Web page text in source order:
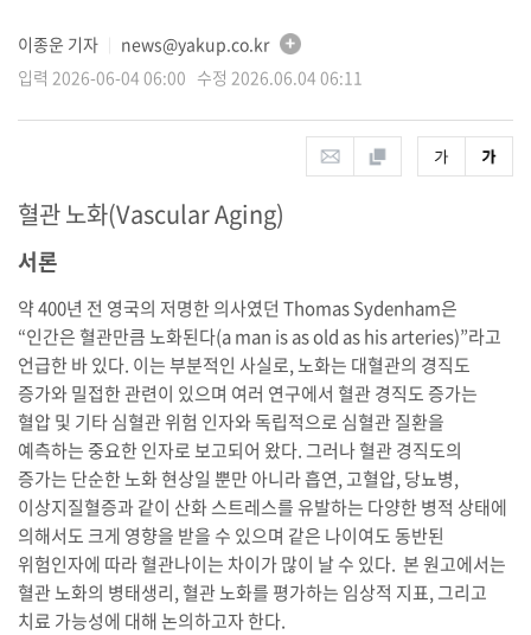
이종운 기자
news@yakup.co.kr
입력 2026-06-04 06:00 수정 2026.06.04 06:11
혈관 노화(Vascular Aging)
서론
약 400년 전 영국의 저명한 의사였던 Thomas Sydenham은
“인간은 혈관만큼 노화된다(a man is as old as his arteries)”라고
언급한 바 있다. 이는 부분적인 사실로, 노화는 대혈관의 경직도
증가와 밀접한 관련이 있으며 여러 연구에서 혈관 경직도 증가는
혈압 및 기타 심혈관 위험 인자와 독립적으로 심혈관 질환을
예측하는 중요한 인자로 보고되어 왔다. 그러나 혈관 경직도의
증가는 단순한 노화 현상일 뿐만 아니라 흡연, 고혈압, 당뇨병,
이상지질혈증과 같이 산화 스트레스를 유발하는 다양한 병적 상태에
의해서도 크게 영향을 받을 수 있으며 같은 나이여도 동반된
위험인자에 따라 혈관나이는 차이가 많이 날 수 있다. 본 원고에서는
혈관 노화의 병태생리, 혈관 노화를 평가하는 임상적 지표, 그리고
치료 가능성에 대해 논의하고자 한다.